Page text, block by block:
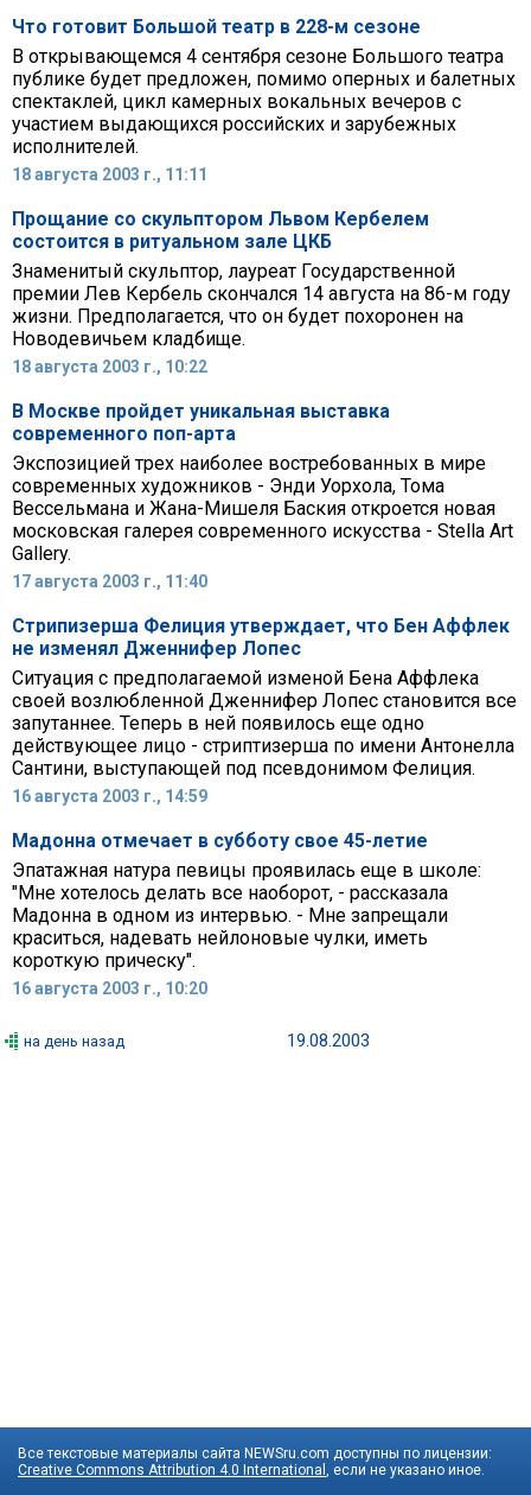
Что готовит Большой театр в 228-м сезоне
В открывающемся 4 сентября сезоне Большого театра
публике будет предложен, помимо оперных и балетных
спектаклей, цикл камерных вокальных вечеров с
участием выдающихся российских и зарубежных
исполнителей.
18 августа 2003 г., 11:11
Прощание со скульптором Львом Кербелем
состоится в ритуальном зале ЦКБ
Знаменитый скульптор, лауреат Государственной
премии Лев Кербель скончался 14 августа на 86-м году
жизни. Предполагается, что он будет похоронен на
Новодевичьем кладбище.
18 августа 2003 г., 10:22
В Москве пройдет уникальная выставка
современного поп-арта
Экспозицией трех наиболее востребованных в мире
современных художников - Энди Уорхола, Тома
Вессельмана и Жана-Мишеля Баския откроется новая
московская галерея современного искусства - Stella Art
Gallery.
17 августа 2003 г., 11:40
Стрипизерша Фелиция утверждает, что Бен Аффлек
не изменял Дженнифер Лопес
Ситуация с предполагаемой изменой Бена Аффлека
своей возлюбленной Дженнифер Лопес становится все
запутаннее. Теперь в ней появилось еще одно
действующее лицо - стриптизерша по имени Антонелла
Сантини, выступающей под псевдонимом Фелиция.
16 августа 2003 г., 14:59
Мадонна отмечает в субботу свое 45-летие
Эпатажная натура певицы проявилась еще в школе:
"Мне хотелось делать все наоборот, - рассказала
Мадонна в одном из интервью. - Мне запрещали
краситься, надевать нейлоновые чулки, иметь
короткую прическу".
16 августа 2003 г., 10:20
на день назад 19.08.2003
Все текстовые материалы сайта NEWSru.com доступны по лицензии:
Creative Commons Attribution 4.0 International , если не указано иное.